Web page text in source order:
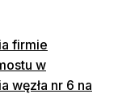
firmie
w
węzła nr 6 na